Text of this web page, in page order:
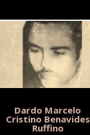
Dardo Marcelo
Cristino Benavides
Ruffino